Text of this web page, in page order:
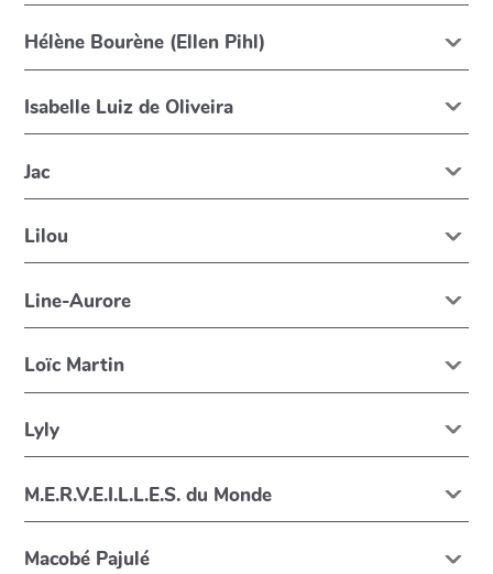
Hélène Bourène (Ellen Pihl)
Isabelle Luiz de Oliveira
Jac
Lilou
Line-Aurore
Loïc Martin
Lyly
M.E.R.V.E.I.L.L.E.S. du Monde
Macobé Pajulé